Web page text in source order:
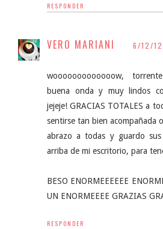
RESPONDER
VERO MARIANI 6/12/
wooooooooooooow,
buena onda y muy lindos
jejeje! GRACIAS TOTALES a
sentirse tan bien acompañada
abrazo a todas y guardo
arriba de mi escritorio, para
BESO ENORMEEEEEE
UN ENORMEEEE GRAZIAS
RESPONDER